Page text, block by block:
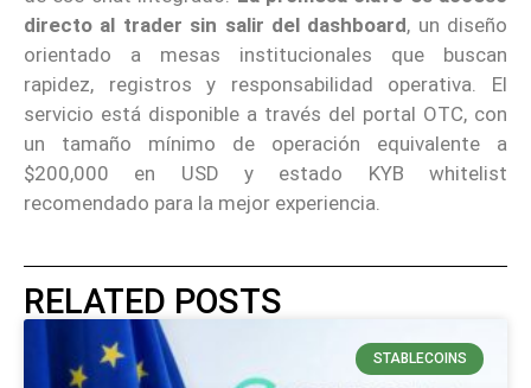
directo al trader sin salir del dashboard, un diseño
orientado a mesas institucionales que buscan
rapidez, registros y responsabilidad operativa. El
servicio está disponible a través del portal OTC, con
un tamaño mínimo de operación equivalente a
$200,000 en USD y estado KYB whitelist
recomendado para la mejor experiencia.
RELATED POSTS
STABLECOINS